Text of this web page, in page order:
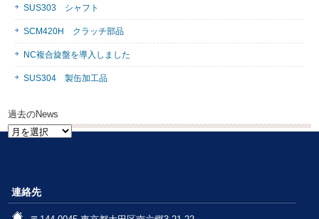
SUS303 シャフト
SCM420H クラッチ部品
NC複合旋盤を導入しました
SUS304 製缶加工品
過去のNews
過
連絡先